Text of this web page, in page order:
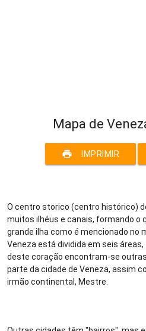
Mapa de
print IMPRIMIR
O centro storico (centro histórico)
muitos ilhéus e canais, formando o
grande ilha como é mencionado no
Veneza está dividida em seis
deste coração encontram-se
parte da cidade de Veneza, assim
irmão continental, Mestre.